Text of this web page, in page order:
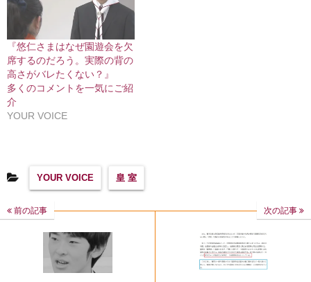
『悠仁さまはなぜ園遊会を欠
席するのだろう。実際の背の
高さがバレたくない？』
多くのコメントを一気にご紹
介
YOUR VOICE
YOUR VOICE 皇 室
前の記事 次の記事